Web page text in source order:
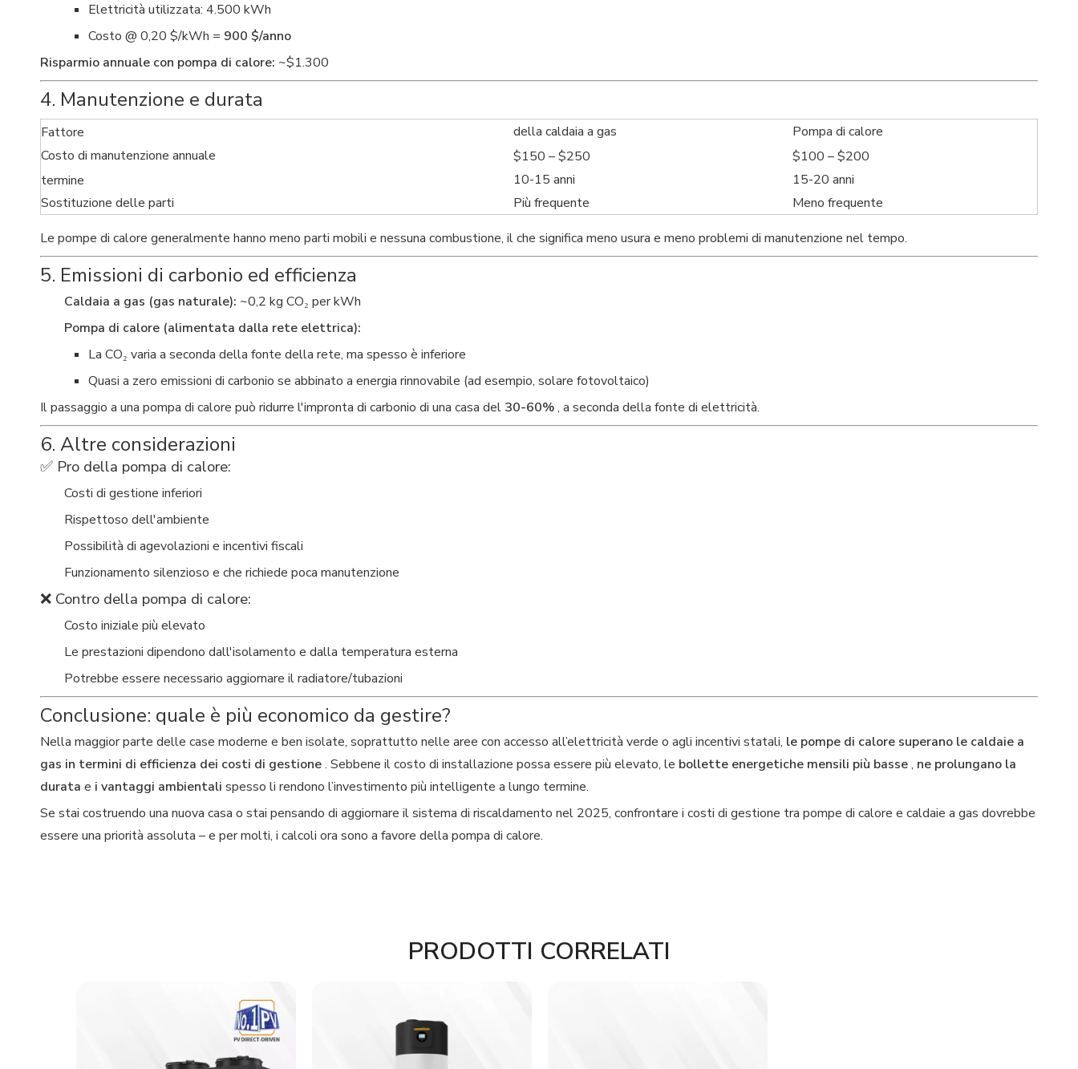
Elettricità utilizzata: 4.500 kWh
Costo @ 0,20 $/kWh = 900 $/anno
Risparmio annuale con pompa di calore: ~$1.300
4. Manutenzione e durata
Fattore della caldaia a gas
Pompa di calore
Costo di manutenzione annuale
$150 – $250
$100 – $200
termine
10-15 anni
15-20 anni
Sostituzione delle parti
Più frequente
Meno frequente
Le pompe di calore generalmente hanno meno parti mobili e nessuna combustione, il che significa meno usura e meno problemi di manutenzione nel tempo.
5. Emissioni di carbonio ed efficienza
Caldaia a gas (gas naturale): ~0,2 kg CO₂ per kWh
Pompa di calore (alimentata dalla rete elettrica):
La CO₂ varia a seconda della fonte della rete, ma spesso è inferiore
Quasi a zero emissioni di carbonio se abbinato a energia rinnovabile (ad esempio, solare fotovoltaico)
Il passaggio a una pompa di calore può ridurre l'impronta di carbonio di una casa del 30-60%, a seconda della fonte di elettricità.
6. Altre considerazioni
✅ Pro della pompa di calore:
Costi di gestione inferiori
Rispettoso dell'ambiente
Possibilità di agevolazioni e incentivi fiscali
Funzionamento silenzioso e che richiede poca manutenzione
❌ Contro della pompa di calore:
Costo iniziale più elevato
Le prestazioni dipendono dall'isolamento e dalla temperatura esterna
Potrebbe essere necessario aggiornare il radiatore/tubazioni
Conclusione: quale è più economico da gestire?
Nella maggior parte delle case moderne e ben isolate, soprattutto nelle aree con accesso all’elettricità verde o agli incentivi statali, le pompe di calore superano le caldaie a
gas in termini di efficienza dei costi di gestione. Sebbene il costo di installazione possa essere più elevato, le bollette energetiche mensili più basse, ne prolungano la
durata e i vantaggi ambientali spesso li rendono l’investimento più intelligente a lungo termine.
Se stai costruendo una nuova casa o stai pensando di aggiornare il sistema di riscaldamento nel 2025, confrontare i costi di gestione tra pompe di calore e caldaie a gas dovrebbe
essere una priorità assoluta – e per molti, i calcoli ora sono a favore della pompa di calore.
PRODOTTI CORRELATI